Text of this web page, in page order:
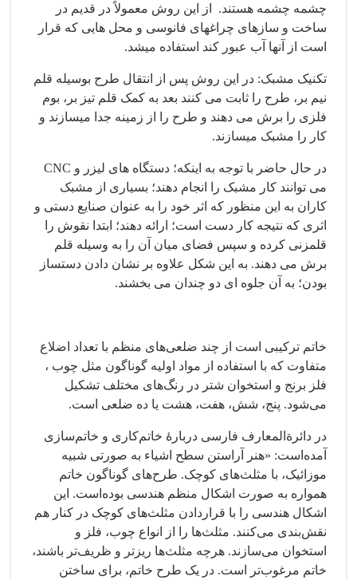
چشمه چشمه هستند. از این روش معمولاً در قدیم در
ساخت و سازهای چراغ­های فانوسی و محل هایی که قرار
است از آنها آب عبور کند استفاده می­شد.
تکنیک مشبک: در این روش پس از انتقال طرح بوسیله قلم
نیم بر، طرح را ثابت می کنند بعد به کمک قلم تیز بر، بوم
فلزی را برش می دهند و طرح را از زمینه جدا میسازند و
کار را مشبک میسازند.
در حال حاضر با توجه به اینکه؛ دستگاه های لیزر و CNC
می توانند کار مشبک را انجام دهند؛ بسیاری از مشبک
کاران به این منظور که اثر خود را به عنوان صنایع دستی و
اثری که نتیجه کار دست است؛ ارائه دهند؛ ابتدا نقوش را
قلمزنی کرده و سپس فضای میان آن را به وسیله قلم
برش می دهند. به این شکل علاوه بر نشان دادن دستساز
بودن؛ به آن جلوه ای دو چندان می بخشند.
خاتم ترکیبی است از چند ضلعی‌های منظم با تعداد اضلاع
متفاوت که با استفاده از مواد اولیه گوناگون مثل چوب ،
فلز برنج و استخوان شتر در رنگ‌های مختلف تشکیل
می‌شود. پنج، شش، هفت، هشت یا ده ضلعی است.
در دائرةالمعارف فارسی دربارهٔ خاتم‌کاری و خاتم‌سازی
آمده‌است: «هنر آراستن سطح اشیاء به صورتی شبیه
موزائیک، با مثلث‌های کوچک. طرح‌های گوناگون خاتم
همواره به صورت اشکال منظم هندسی بوده‌است. این
اشکال هندسی را با قراردادن مثلث‌های کوچک در کنار هم
نقش‌بندی می‌کنند. مثلث‌ها را از انواع چوب، فلز و
استخوان می‌سازند. هرچه مثلث‌ها ریزتر و ظریف‌تر باشند،
خاتم مرغوب‌تر است. در یک طرح خاتم، برای ساختن